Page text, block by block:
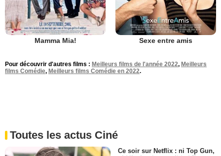
Mamma Mia! Sexe entre amis
Pour découvrir d'autres films : Meilleurs films de l'année 2022, Meilleurs
films Comédie, Meilleurs films Comédie en 2022.
Toutes les actus Ciné
Ce soir sur Netflix : ni Top Gun,